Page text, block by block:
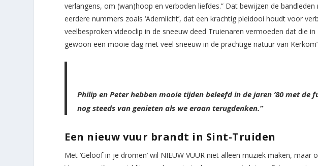
verlangens, om (wan)hoop en verboden liefdes.” Dat bewijzen de
eerdere nummers zoals ‘Ademlicht’, dat een krachtig pleidooi houdt voor
veelbesproken videoclip in de sneeuw deed Truienaren vermoeden dat die
gewoon een mooie dag met veel sneeuw in de prachtige natuur van
Philip en Peter hebben mooie tijden beleefd in de jaren ’80 met de
nog steeds van genieten als we eraan terugdenken.”
Een nieuw vuur brandt in Sint-Truiden
Met ‘Geloof in je dromen’ wil NIEUW VUUR niet alleen muziek maken, maar